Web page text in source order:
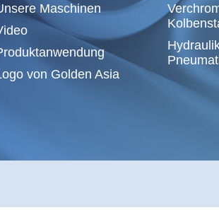
Maschinen
von Golden Asia